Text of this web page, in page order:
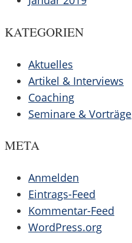
KATEGORIEN
Aktuelles
Artikel & Interviews
Coaching
Seminare & Vorträge
META
Anmelden
Eintrags-Feed
Kommentar-Feed
WordPress.org